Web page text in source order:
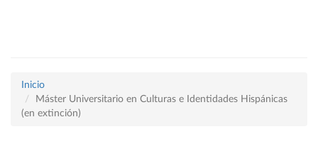
Inicio
Máster Universitario en Culturas e Identidades Hispánicas
(en extinción)